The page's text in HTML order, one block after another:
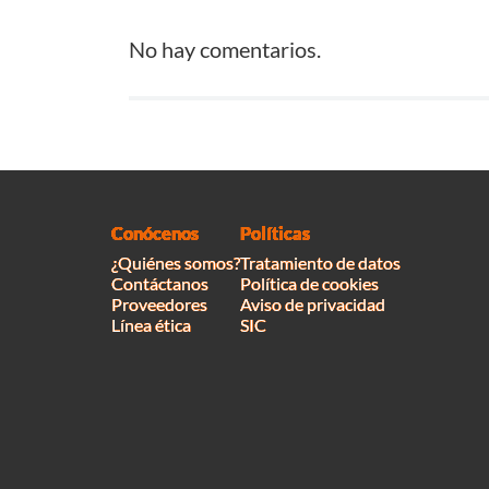
No hay comentarios.
Conócenos
¿Quiénes somos?
Contáctanos
Proveedores
Línea ética
Políticas
Tratamiento de datos
Política de cookies
Aviso de privacidad
SIC